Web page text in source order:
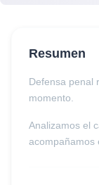
Resumen
Defensa penal
momento.
Analizamos el
acompañamos